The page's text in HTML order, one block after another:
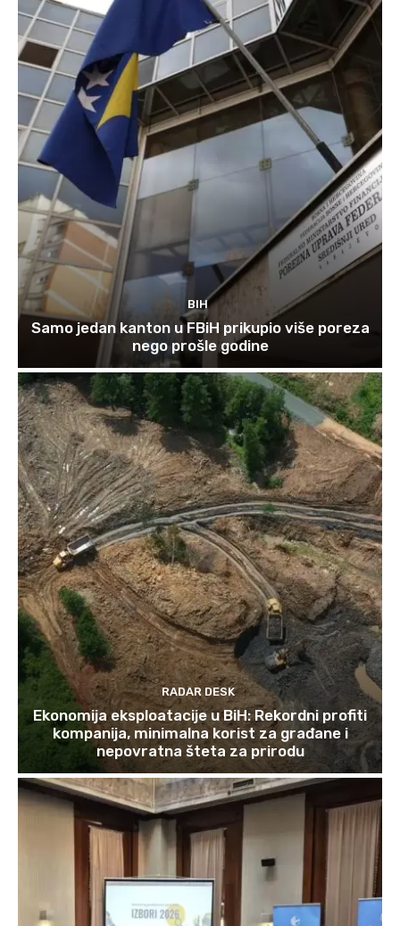
BIH
Samo jedan kanton u FBiH prikupio više poreza
nego prošle godine
RADAR DESK
Ekonomija eksploatacije u BiH: Rekordni profiti
kompanija, minimalna korist za građane i
nepovratna šteta za prirodu